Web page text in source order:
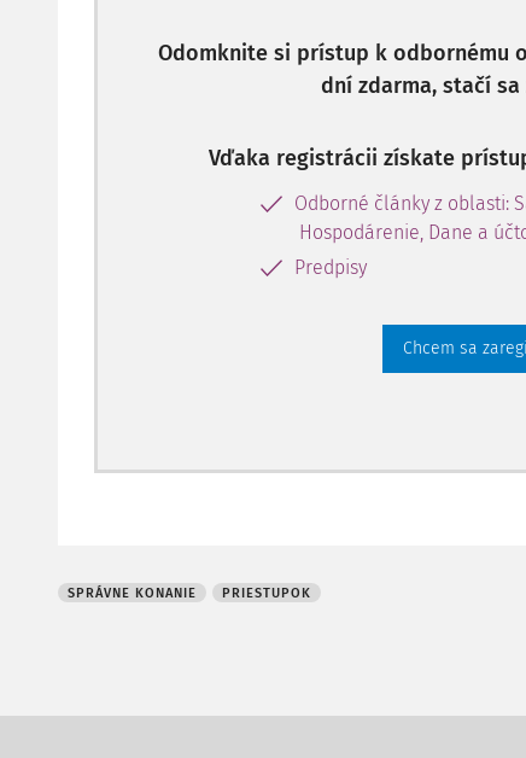
Odomknite si prístup k odbornému
dní zdarma, stačí
Vďaka registrácii získate
Odborné články z oblasti:
Hospodárenie, Dane a
Predpisy
Chcem sa
SPRÁVNE KONANIE PRIESTUPOK